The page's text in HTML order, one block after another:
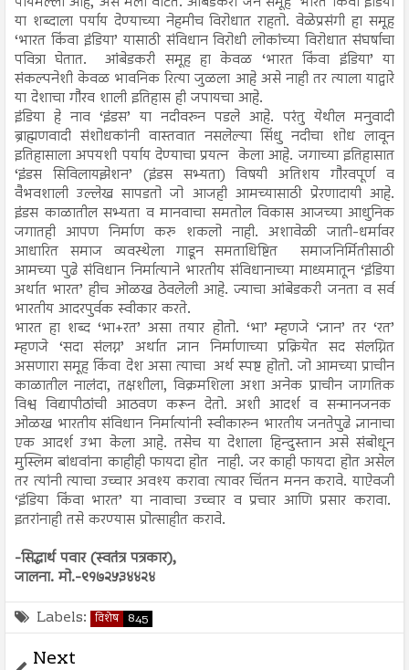
या शब्दाला पर्याय देण्याच्या नेहमीच विरोधात राहतो. वेळेप्रसंगी हा समूह
‘भारत किंवा इंडिया’ यासाठी संविधान विरोधी लोकांच्या विरोधात संघर्षाचा
पवित्रा घेतात. आंबेडकरी समूह हा केवळ ‘भारत किंवा इंडिया’ या
संकल्पनेशी केवळ भावनिक रित्या जुळला आहे असे नाही तर त्याला याद्वारे
या देशाचा गौरव शाली इतिहास ही जपायचा आहे.
इंडिया हे नाव ‘इंडस’ या नदीवरुन पडले आहे. परंतु येथील मनुवादी
ब्राह्मणवादी संशोधकांनी वास्तवात नसलेल्या सिंधु नदीचा शोध लावून
इतिहासाला अपयशी पर्याय देण्याचा प्रयत्न केला आहे. जगाच्या इतिहासात
‘इंडस सिविलायझेशन’ (इंडस सभ्यता) विषयी अतिशय गौरवपूर्ण व
वैभवशाली उल्लेख सापडतो जो आजही आमच्यासाठी प्रेरणादायी आहे.
इंडस काळातील सभ्यता व मानवाचा समतोल विकास आजच्या आधुनिक
जगातही आपण निर्माण करु शकलो नाही. अशावेळी जाती-धर्मावर
आधारित समाज व्यवस्थेला गाडून समताधिष्टित समाजनिर्मितीसाठी
आमच्या पुढे संविधान निर्मात्याने भारतीय संविधानाच्या माध्यमातून ‘इंडिया
अर्थात भारत’ हीच ओळख ठेवलेली आहे. ज्याचा आंबेडकरी जनता व सर्व
भारतीय आदरपुर्वक स्वीकार करते.
भारत हा शब्द ‘भा+रत’ असा तयार होतो. ‘भा’ म्हणजे ‘ज्ञान’ तर ‘रत’
म्हणजे ‘सदा संलग्न’ अर्थात ज्ञान निर्माणाच्या प्रक्रियेत सद संलग्नित
असणारा समूह किंवा देश असा त्याचा अर्थ स्पष्ट होतो. जो आमच्या प्राचीन
काळातील नालंदा, तक्षशीला, विक्रमशिला अशा अनेक प्राचीन जागतिक
विश्व विद्यापीठांची आठवण करून देतो. अशी आदर्श व सन्मानजनक
ओळख भारतीय संविधान निर्मात्यांनी स्वीकारुन भारतीय जनतेपुढे ज्ञानाचा
एक आदर्श उभा केला आहे. तसेच या देशाला हिन्दुस्तान असे संबोधून
मुस्लिम बांधवांना काहीही फायदा होत नाही. जर काही फायदा होत असेल
तर त्यांनी त्याचा उच्चार अवश्य करावा त्यावर चिंतन मनन करावे. याऐवजी
‘इंडिया किंवा भारत’ या नावाचा उच्चार व प्रचार आणि प्रसार करावा.
इतरांनाही तसे करण्यास प्रोत्साहीत करावे.
-सिद्धार्थ पवार (स्वतंत्र पत्रकार),
जालना. मो.-९१७२५३४४२४
Labels: विशेष 845
Next